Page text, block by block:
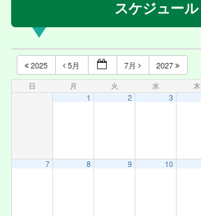
スケジュール
2025 5月 7月 2027
日 月 火 水 木
1
2 3
7 8 9 10